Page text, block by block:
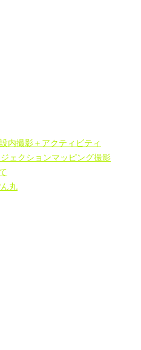
内撮影＋アクティビティ
ェクションマッピング撮影
丸